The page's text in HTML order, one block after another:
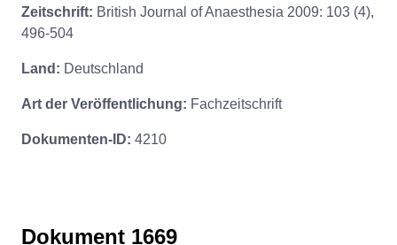
Zeitschrift: British Journal of Anaesthesia 2009: 103 (4),
496-504
Land: Deutschland
Art der Veröffentlichung: Fachzeitschrift
Dokumenten-ID: 4210
Dokument 1669